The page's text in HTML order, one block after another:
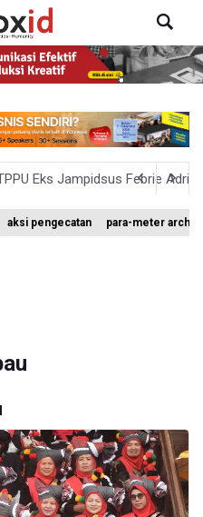
Eks Jampidsus Febrie
Febrie Adransayah sebagai
Barat Tinjau Kembali
aksi pengecatan para-meter